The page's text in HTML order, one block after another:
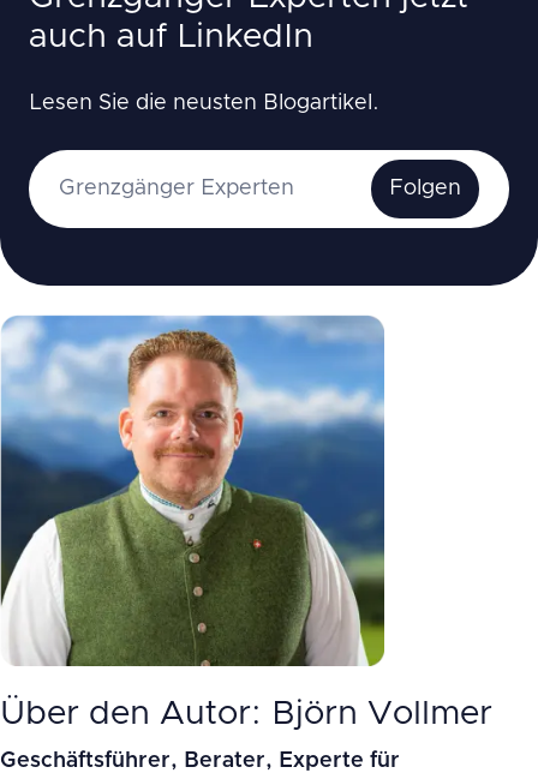
auch auf LinkedIn
Lesen Sie die neusten Blogartikel.
Grenzgänger Experten Folgen
Über den Autor: Björn Vollmer
Geschäftsführer, Berater, Experte für